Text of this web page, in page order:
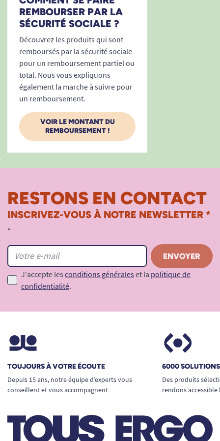
REMBOURSER PAR LA
SÉCURITÉ SOCIALE ?
Découvrez les produits qui sont
remboursés par la sécurité sociale
pour un remboursement partiel ou
total. Nous vous expliquons
également la marche à suivre pour
un remboursement.
VOIR LE MONTANT DU
REMBOURSEMENT !
RESTONS EN CONTACT
INSCRIVEZ-VOUS À NOTRE NEWSLETTER *
*
J'accepte les conditions générales et la politique de
confidentialité.
TOUJOURS À VOTRE ÉCOUTE
Depuis 15 ans, notre équipe d’experts vous
conseillent et vous accompagnent
6000
Des produits
rendons